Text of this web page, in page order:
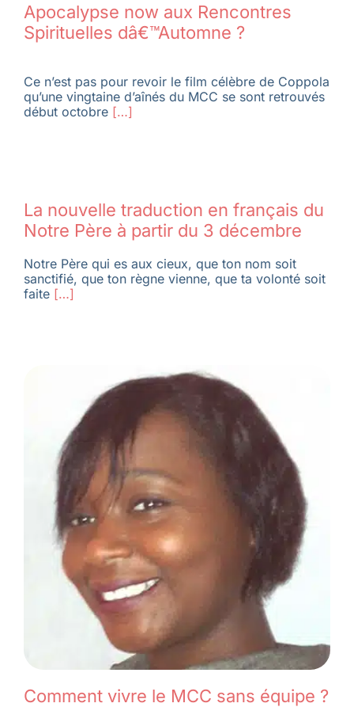
Apocalypse now aux Rencontres
Spirituelles dâ€™Automne ?
Ce n’est pas pour revoir le film célèbre de Coppola
qu’une vingtaine d’aînés du MCC se sont retrouvés
début octobre[…]
La nouvelle traduction en français du
Notre Père à partir du 3 décembre
Notre Père qui es aux cieux, que ton nom soit
sanctifié, que ton règne vienne, que ta volonté soit
faite[…]
Comment vivre le MCC sans équipe ?